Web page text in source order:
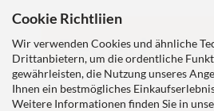
Cookie Richtliien
Wir verwenden Cookies und ähnliche
Drittanbietern, um die ordentliche
gewährleisten, die Nutzung unseres
Ihnen ein bestmögliches
Weitere Informationen finden Sie in